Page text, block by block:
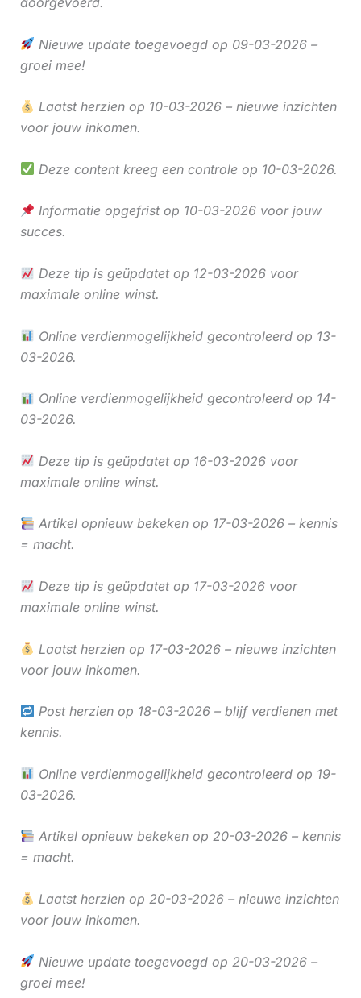
Nieuwe update toegevoegd op 09-03-2026 –
groei mee!
Laatst herzien op 10-03-2026 – nieuwe inzichten
voor jouw inkomen.
Deze content kreeg een controle op 10-03-2026.
Informatie opgefrist op 10-03-2026 voor jouw
succes.
Deze tip is geüpdatet op 12-03-2026 voor
maximale online winst.
Online verdienmogelijkheid gecontroleerd op 13-
03-2026.
Online verdienmogelijkheid gecontroleerd op 14-
03-2026.
Deze tip is geüpdatet op 16-03-2026 voor
maximale online winst.
Artikel opnieuw bekeken op 17-03-2026 – kennis
= macht.
Deze tip is geüpdatet op 17-03-2026 voor
maximale online winst.
Laatst herzien op 17-03-2026 – nieuwe inzichten
voor jouw inkomen.
Post herzien op 18-03-2026 – blijf verdienen met
kennis.
Online verdienmogelijkheid gecontroleerd op 19-
03-2026.
Artikel opnieuw bekeken op 20-03-2026 – kennis
= macht.
Laatst herzien op 20-03-2026 – nieuwe inzichten
voor jouw inkomen.
Nieuwe update toegevoegd op 20-03-2026 –
groei mee!